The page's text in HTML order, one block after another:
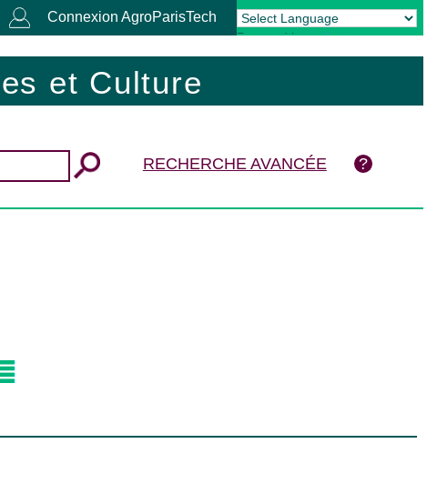
Connexion AgroParisTech
Powered by Translate
et Culture
RECHERCHE AVANCÉE